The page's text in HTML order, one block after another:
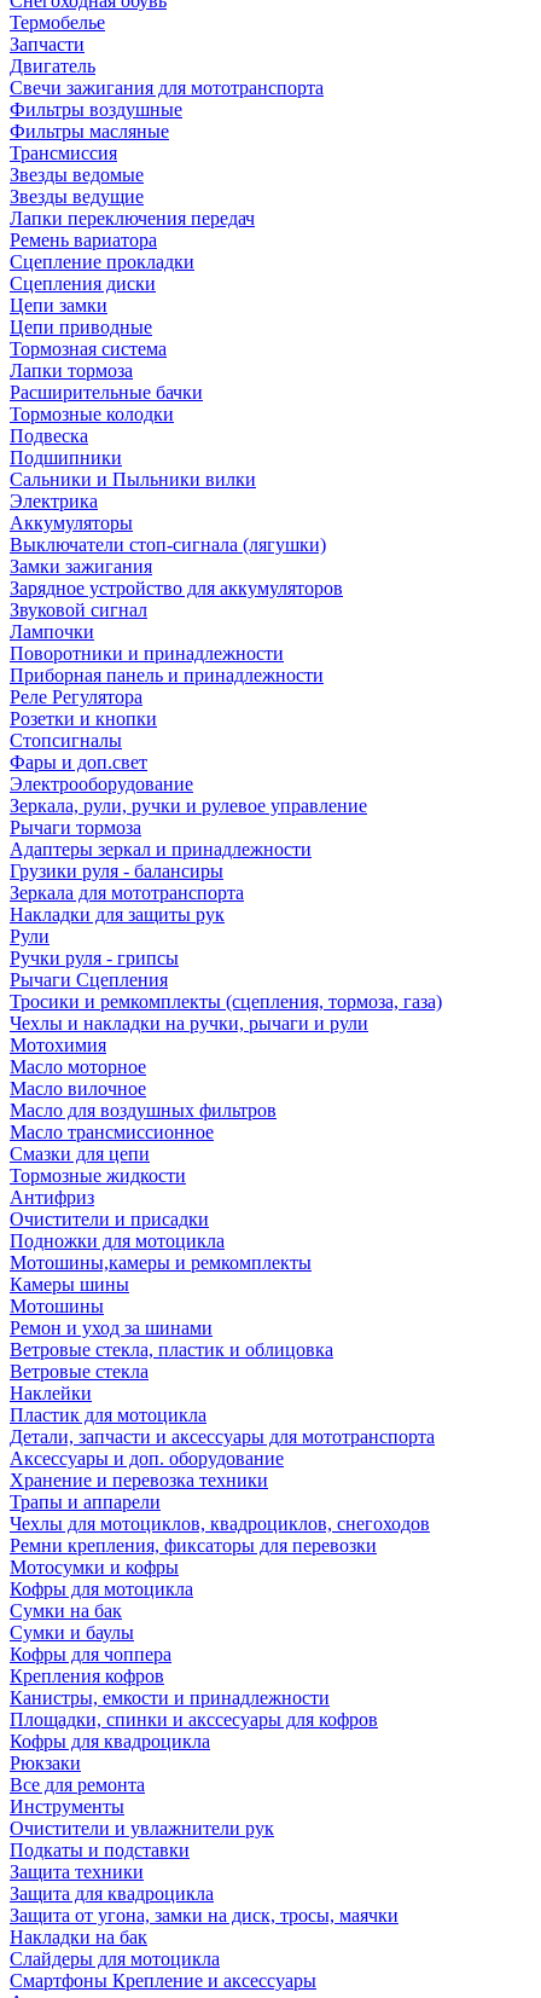
Термобелье
Запчасти
Двигатель
Свечи зажигания для мототранспорта
Фильтры воздушные
Фильтры масляные
Трансмиссия
Звезды ведомые
Звезды ведущие
Лапки переключения передач
Ремень вариатора
Сцепление прокладки
Сцепления диски
Цепи замки
Цепи приводные
Тормозная система
Лапки тормоза
Расширительные бачки
Тормозные колодки
Подвеска
Подшипники
Сальники и Пыльники вилки
Электрика
Аккумуляторы
Выключатели стоп-сигнала (лягушки)
Замки зажигания
Зарядное устройство для аккумуляторов
Звуковой сигнал
Лампочки
Поворотники и принадлежности
Приборная панель и принадлежности
Реле Регулятора
Розетки и кнопки
Стопсигналы
Фары и доп.свет
Электрооборудование
Зеркала, рули, ручки и рулевое управление
Рычаги тормоза
Адаптеры зеркал и принадлежности
Грузики руля - балансиры
Зеркала для мототранспорта
Накладки для защиты рук
Рули
Ручки руля - грипсы
Рычаги Сцепления
Тросики и ремкомплекты (сцепления, тормоза, газа)
Чехлы и накладки на ручки, рычаги и рули
Мотохимия
Масло моторное
Масло вилочное
Масло для воздушных фильтров
Масло трансмиссионное
Смазки для цепи
Тормозные жидкости
Антифриз
Очистители и присадки
Подножки для мотоцикла
Мотошины,камеры и ремкомплекты
Камеры шины
Мотошины
Ремон и уход за шинами
Ветровые стекла, пластик и облицовка
Ветровые стекла
Наклейки
Пластик для мотоцикла
Детали, запчасти и аксессуары для мототранспорта
Аксессуары и доп. оборудование
Хранение и перевозка техники
Трапы и аппарели
Чехлы для мотоциклов, квадроциклов, снегоходов
Ремни крепления, фиксаторы для перевозки
Мотосумки и кофры
Кофры для мотоцикла
Сумки на бак
Сумки и баулы
Кофры для чоппера
Крепления кофров
Канистры, емкости и принадлежности
Площадки, спинки и акссесуары для кофров
Кофры для квадроцикла
Рюкзаки
Все для ремонта
Инструменты
Очистители и увлажнители рук
Подкаты и подставки
Защита техники
Защита для квадроцикла
Защита от угона, замки на диск, тросы, маячки
Накладки на бак
Слайдеры для мотоцикла
Смартфоны Крепление и аксессуары